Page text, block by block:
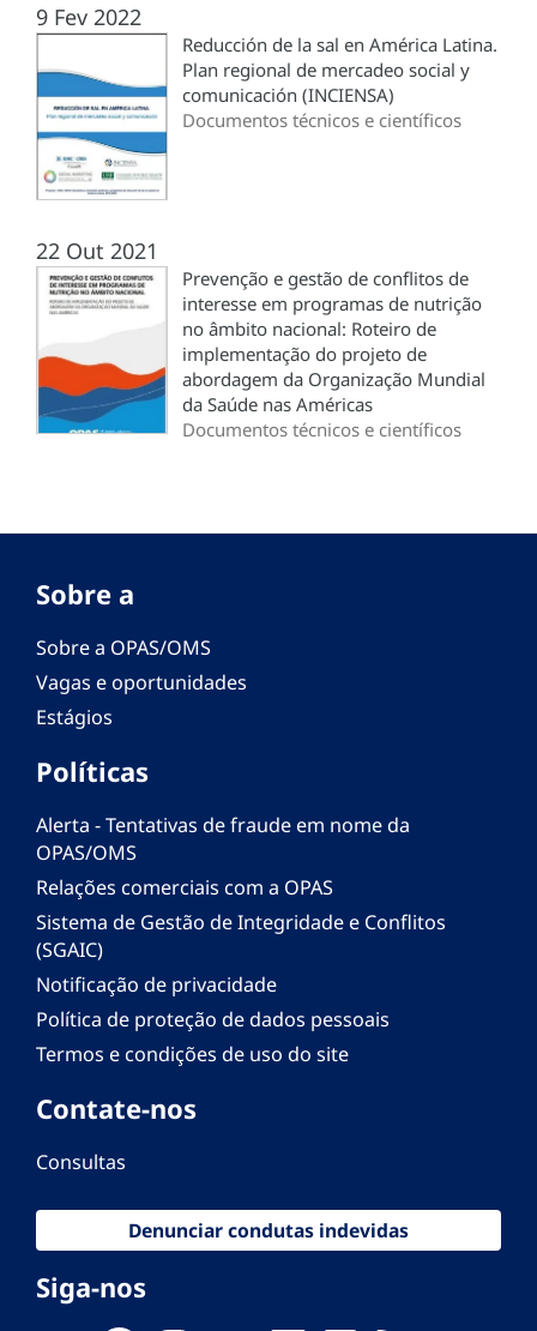
9 Fev 2022
Reducción de la sal en América Latina.
Plan regional de mercadeo social y
comunicación (INCIENSA)
Documentos técnicos e científicos
22 Out 2021
Prevenção e gestão de conflitos de
interesse em programas de nutrição
no âmbito nacional: Roteiro de
implementação do projeto de
abordagem da Organização Mundial
da Saúde nas Américas
Documentos técnicos e científicos
Sobre a
Sobre a OPAS/OMS
Vagas e oportunidades
Estágios
Políticas
Alerta - Tentativas de fraude em nome da
OPAS/OMS
Relações comerciais com a OPAS
Sistema de Gestão de Integridade e Conflitos
(SGAIC)
Notificação de privacidade
Política de proteção de dados pessoais
Termos e condições de uso do site
Contate-nos
Consultas
Denunciar condutas indevidas
Siga-nos